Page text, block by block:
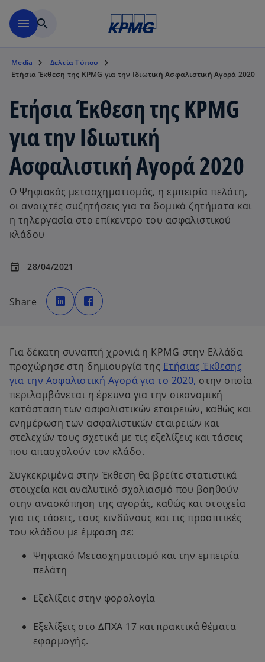
menu search
Media
Δελτία Τύπου
Ετήσια Έκθεση της KPMG για την Ιδιωτική Ασφαλιστική Αγορά 2020
Ετήσια Έκθεση της KPMG
για την Ιδιωτική
Ασφαλιστική Αγορά 2020
O Ψηφιακός μετασχηματισμός, η εμπειρία πελάτη,
οι ανοιχτές συζητήσεις για τα δομικά ζητήματα και
η τηλεργασία στο επίκεντρο του ασφαλιστικού
κλάδου
event 28/04/2021
Share
o
p
e
n
e
t
b
p
e
e
w
t
a
b
Για δέκατη συναπτή χρονιά η KPMG στην Ελλάδα
προχώρησε στη δημιουργία της Ετήσιας Έκθεσης
για την Ασφαλιστική Αγορά για το 2020, στην οποία
περιλαμβάνεται η έρευνα για την οικονομική
κατάσταση των ασφαλιστικών εταιρειών, καθώς και
ενημέρωση των ασφαλιστικών εταιρειών και
στελεχών τους σχετικά με τις εξελίξεις και τάσεις
που απασχολούν τον κλάδο.
Συγκεκριμένα στην Έκθεση θα βρείτε στατιστικά
στοιχεία και αναλυτικό σχολιασμό που βοηθούν
στην ανασκόπηση της αγοράς, καθώς και στοιχεία
για τις τάσεις, τους κινδύνους και τις προοπτικές
του κλάδου με έμφαση σε:
Ψηφιακό Μετασχηματισμό και την εμπειρία
πελάτη
Εξελίξεις στην φορολογία
Εξελίξεις στο ΔΠΧΑ 17 και πρακτικά θέματα
εφαρμογής.